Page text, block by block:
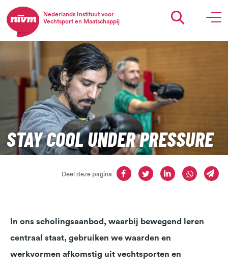
Nederlands Instituut voor
Vechtsport en Maatschappij
STAY COOL UNDER PRESSURE
Deel deze pagina
In ons scholingsaanbod, waarbij bewegend leren
centraal staat, gebruiken we waarden en
werkvormen afkomstig uit vechtsporten en